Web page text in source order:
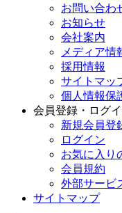
お問い合わ
お知らせ
会社案内
メディア情
採用情報
サイトマッ
個人情報保
会員登録・ログ
新規会員登
ログイン
お気に入り
会員規約
外部サービ
サイトマップ